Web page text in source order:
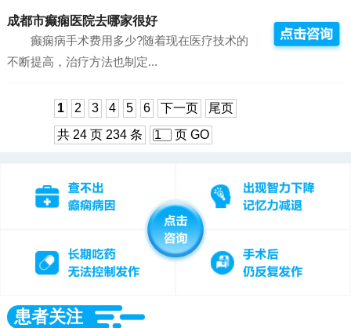
成都市癫痫医院去哪家很好
癫痫病手术费用多少?随着现在医疗技术的
不断提高，治疗方法也制定...
1 2 3 4 5 6 下一页
尾页
共 24 页 234 条
页 GO
患者关注